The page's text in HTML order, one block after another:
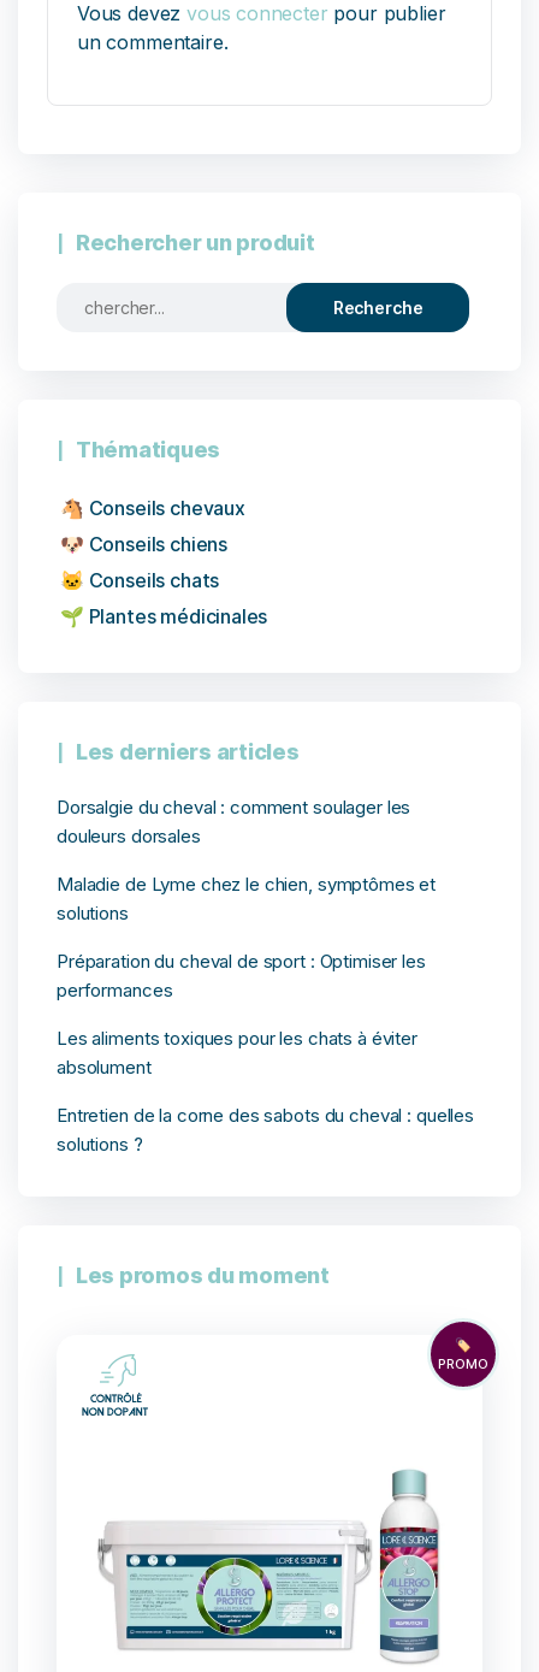
Vous devezvous connecter pour publier
un commentaire.
Rechercher un produit
Thématiques
🐴 Conseils chevaux
🐶 Conseils chiens
🐱 Conseils chats
🌱 Plantes médicinales
Les derniers articles
Dorsalgie du cheval : comment soulager les
douleurs dorsales
Maladie de Lyme chez le chien, symptômes et
solutions
Préparation du cheval de sport : Optimiser les
performances
Les aliments toxiques pour les chats à éviter
absolument
Entretien de la corne des sabots du cheval : quelles
solutions ?
Les promos du moment
🏷️
PROMO